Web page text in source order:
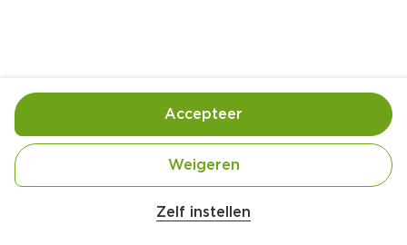
Ingrediënten Bereiding
Zelf instellen
Weigeren
Accepteer